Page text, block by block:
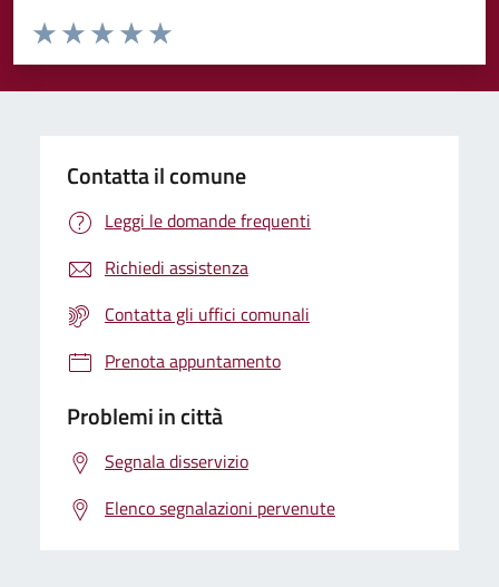
Valuta da 1 a 5 stelle la pagina
Valuta 5 stelle su 5
Valuta 4 stelle su 5
Valuta 3 stelle su 5
Valuta 2 stelle su 5
Valuta 1 stelle su 5
Contatta il comune
Leggi le domande frequenti
Richiedi assistenza
Contatta gli uffici comunali
Prenota appuntamento
Problemi in città
Segnala disservizio
Elenco segnalazioni pervenute